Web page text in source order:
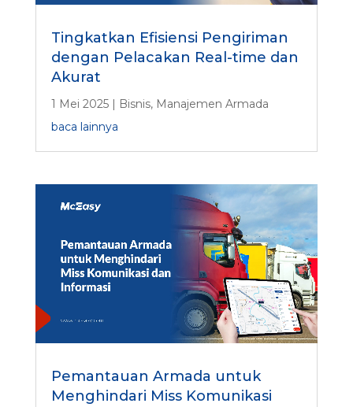
Tingkatkan Efisiensi Pengiriman
dengan Pelacakan Real-time dan
Akurat
1 Mei 2025| Bisnis, Manajemen Armada
baca lainnya
Pemantauan Armada untuk
Menghindari Miss Komunikasi